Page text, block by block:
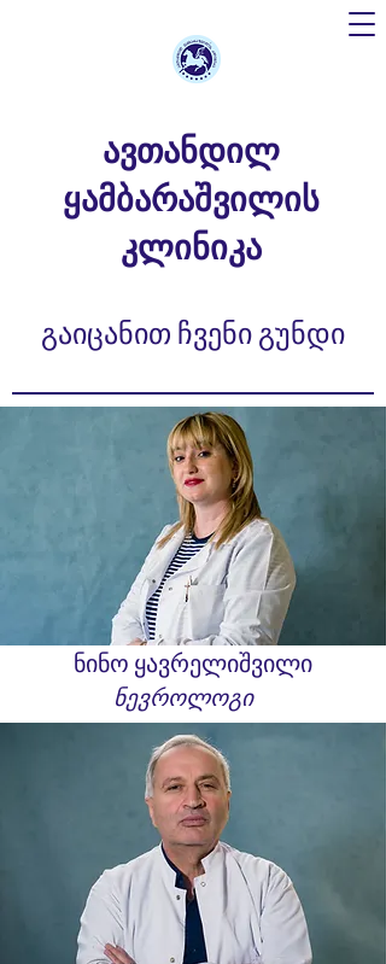
ავთანდილ
ყამბარაშვილის
კლინიკა
გაიცანით ჩვენი გუნდი
ნინო ყავრელიშვილი
ნევროლოგი